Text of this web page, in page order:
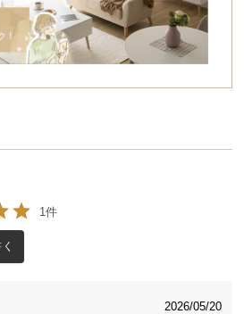
タイプのページです
選ばれる理由
カタチにした、同価格帯で最
を実現しました。
1件
2026/05/20